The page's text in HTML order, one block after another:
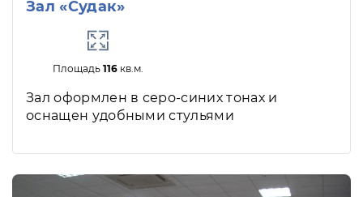
Зал «Судак»
Площадь 116кв.м.
Зал оформлен в серо-синих тонах и
оснащен удобными стульями